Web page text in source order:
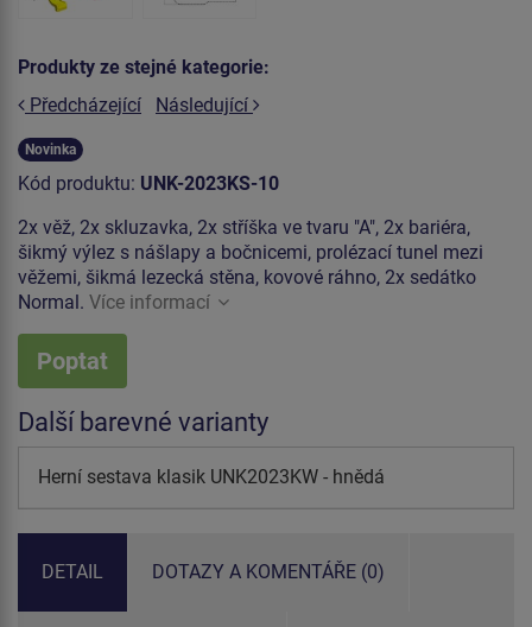
Produkty ze stejné kategorie:
Předcházející
Následující
Novinka
Kód produktu: UNK-2023KS-10
2x věž, 2x skluzavka, 2x stříška ve tvaru "A", 2x bariéra,
šikmý výlez s nášlapy a bočnicemi, prolézací tunel mezi
věžemi, šikmá lezecká stěna, kovové ráhno, 2x sedátko
Normal. Více informací
Poptat
Další barevné varianty
Herní sestava klasik UNK2023KW - hnědá
DETAIL DOTAZY A KOMENTÁŘE (0)